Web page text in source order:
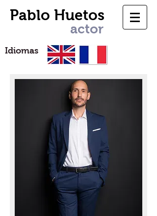
Pablo Huetos
actor
Idiomas